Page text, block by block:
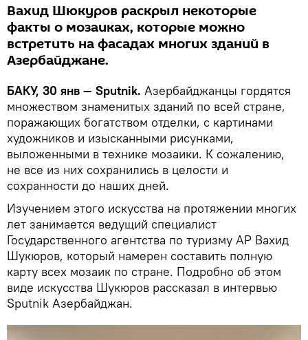
Вахид Шюкуров раскрыл некоторые
факты о мозаиках, которые можно
встретить на фасадах многих зданий в
Азербайджане.
БАКУ, 30 янв — Sputnik. Азербайджанцы гордятся
множеством знаменитых зданий по всей стране,
поражающих богатством отделки, с картинами
художников и изысканными рисунками,
выложенными в технике мозаики. К сожалению,
не все из них сохранились в целости и
сохранности до наших дней.
Изучением этого искусства на протяжении многих
лет занимается ведущий специалист
Государственного агентства по туризму АР Вахид
Шукюров, который намерен составить полную
карту всех мозаик по стране. Подробно об этом
виде искусства Шукюров рассказал в интервью
Sputnik Азербайджан.